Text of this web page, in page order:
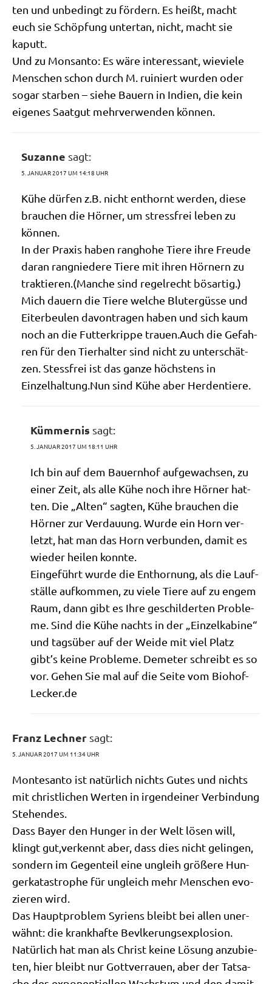
ten und unbe­dingt zu för­dern. Es heißt, macht
euch sie Schöp­fung unter­tan, nicht, macht sie
kaputt.
Und zu Monsan­to: Es wäre inter­es­sant, wie­vie­le
Men­schen schon durch M. rui­niert wur­den oder
sogar star­ben – sie­he Bau­ern in Indi­en, die kein
eige­nes Saat­gut mehr­ver­wen­den können.
Suzanne sagt:
5. JANUAR 2017 UM 14:18 UHR
Kühe dür­fen z.B. nicht ent­hornt wer­den, die­se
brau­chen die Hör­ner, um stress­frei leben zu
können.
In der Pra­xis haben rang­ho­he Tie­re ihre Freu­de
dar­an rang­nie­de­re Tie­re mit ihren Hör­nern zu
traktieren.(Manche sind regel­recht bös­ar­tig.)
Mich dau­ern die Tie­re wel­che Blut­ergüs­se und
Eiter­beu­len davon­tra­gen haben und sich kaum
noch an die Fut­ter­krip­pe trauen.Auch die Gefah­
ren für den Tier­hal­ter sind nicht zu unter­schät­
zen. Stess­frei ist das gan­ze höch­stens in
Einzelhaltung.Nun sind Kühe aber Herdentiere.
Kümmernis sagt:
5. JANUAR 2017 UM 18:11 UHR
Ich bin auf dem Bau­ern­hof auf­ge­wach­sen, zu
einer Zeit, als alle Kühe noch ihre Hör­ner hat­
ten. Die „Alten“ sag­ten, Kühe brau­chen die
Hör­ner zur Ver­dau­ung. Wur­de ein Horn ver­
letzt, hat man das Horn ver­bun­den, damit es
wie­der hei­len konnte.
Ein­ge­führt wur­de die Ent­hor­nung, als die Lauf­
stäl­le auf­kom­men, zu vie­le Tie­re auf zu engem
Raum, dann gibt es Ihre geschil­der­ten Pro­ble­
me. Sind die Kühe nachts in der „Ein­zel­ka­bi­ne“
und tags­über auf der Wei­de mit viel Platz
gibt’s kei­ne Pro­ble­me. Deme­ter schreibt es so
vor. Gehen Sie mal auf die Sei­te vom Bio​hof​-
Lecker​.de
Franz Lechner sagt:
5. JANUAR 2017 UM 11:34 UHR
Mon­te­san­to ist natür­lich nichts Gutes und nichts
mit christ­li­chen Wer­ten in irgend­ei­ner Ver­bin­dung
Stehendes.
Dass Bay­er den Hun­ger in der Welt lösen will,
klingt gut,verkennt aber, dass dies nicht gelin­gen,
son­dern im Gegen­teil eine ung­leih grö­ße­re Hun­
ger­ka­ta­stro­phe für ungleich mehr Men­schen evo­
zie­ren wird.
Das Haupt­pro­blem Syri­ens bleibt bei allen uner­
wähnt: die krank­haf­te Bevlke­rungs­explo­si­on.
Natür­lich hat man als Christ kei­ne Lösung anzu­bie­
ten, hier bleibt nur Gott­verrau­en, aber der Tat­sa­